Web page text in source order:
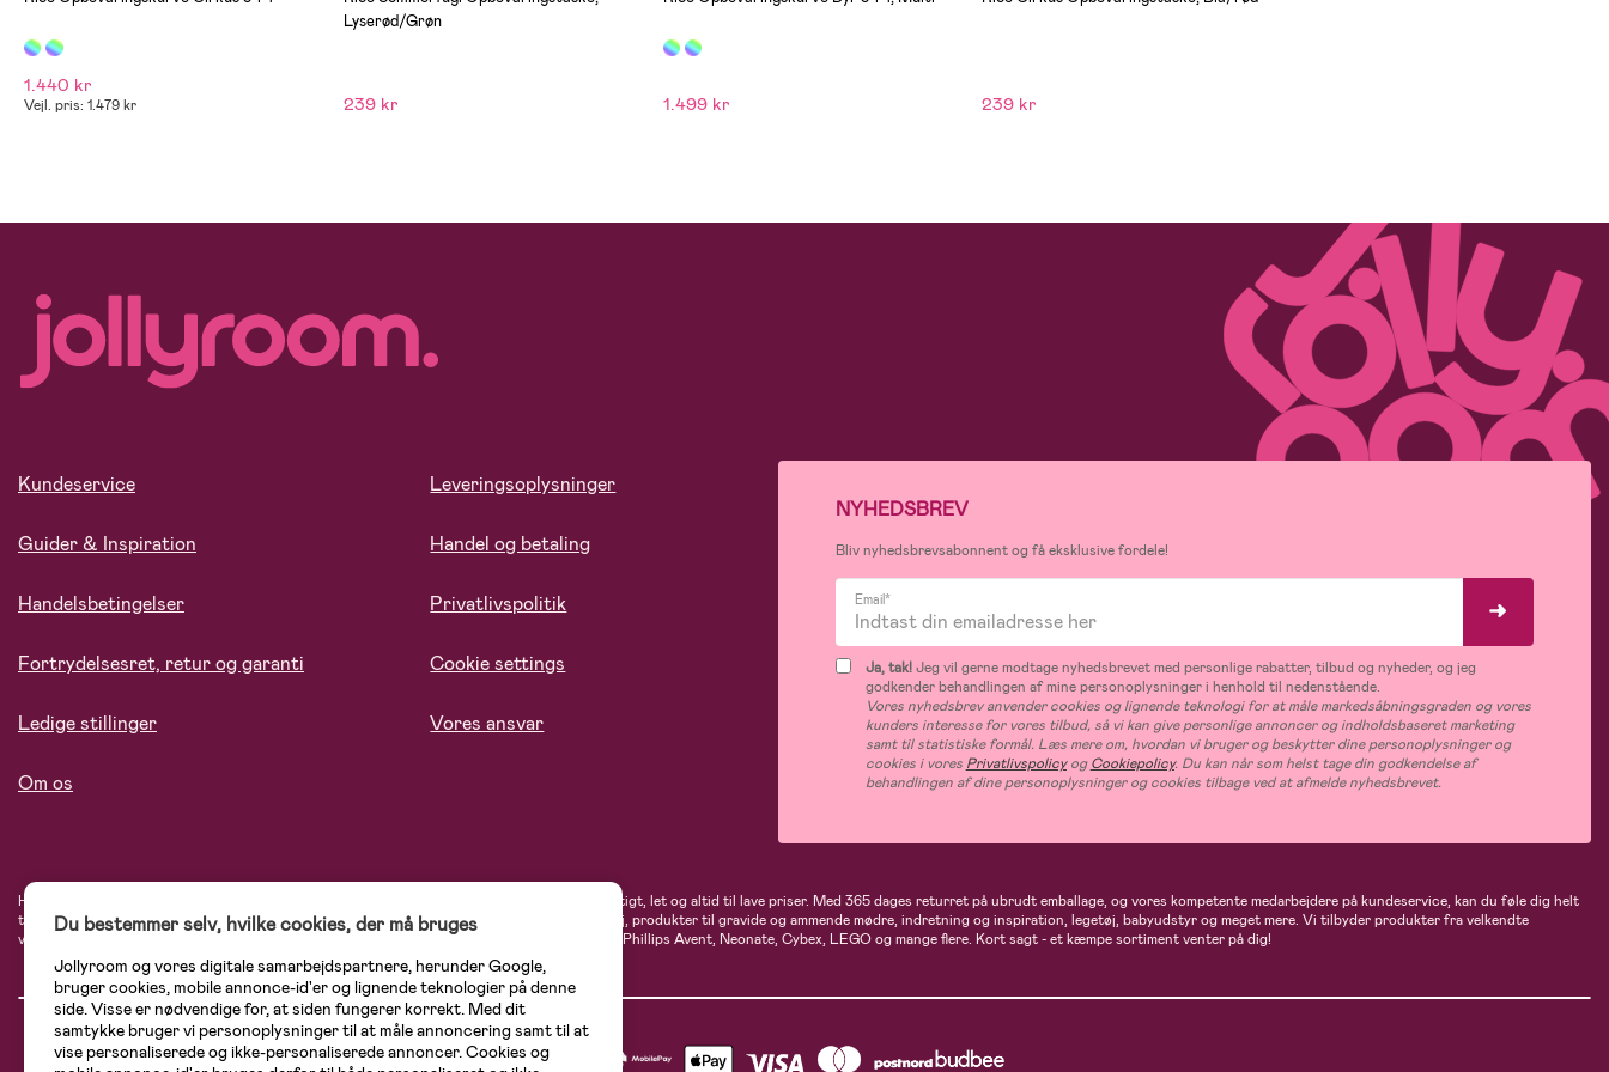
1.440 kr
Vejl. pris: 1.479 kr
Lyserød/Grøn
239 kr 1.499 kr 239 kr
Kundeservice
Guider & Inspiration
Handelsbetingelser
Fortrydelsesret, retur og garanti
Ledige stillinger
Om os
Leveringsoplysninger
Handel og betaling
Privatlivspolitik
Cookie settings
Vores ansvar
NYHEDSBREV
Bliv nyhedsbrevsabonnent og få eksklusive fordele!
Email*
Ja, tak!Jeg vil gerne modtage nyhedsbrevet med personlige rabatter, tilbud og nyheder, og jeg
godkender behandlingen af mine personoplysninger i henhold til nedenstående.
Vores nyhedsbrev anvender cookies og lignende teknologi for at måle markedsåbningsgraden og vores
kunders interesse for vores tilbud, så vi kan give personlige annoncer og indholdsbaseret marketing
samt til statistiske formål. Læs mere om, hvordan vi bruger og beskytter dine personoplysninger og
cookies i vores PrivatlivspolicyogCookiepolicy. Du kan når som helst tage din godkendelse af
behandlingen af dine personoplysninger og cookies tilbage ved at afmelde nyhedsbrevet.
Hos Jollyroom.dk finder du et stort udvalg af produkter til børnefamilien. Her handler du hurtigt, let og altid til lave priser. Med 365 dages returret på ubrudt emballage, og vores kompetente medarbejdere på kundeservice, kan du føle dig helt
tryg, når du handler hos os. I vores udvalg finder du barnevogne, autostole, børne- og babytøj, produkter til gravide og ammende mødre, indretning og inspiration, legetøj, babyudstyr og meget mere. Vi tilbyder produkter fra velkendte
varemærker som Britax, Maxi-Cosi, Baby Jogger, BabyBjörn, Didriksons, KidKraft, Ergobaby, Phillips Avent, Neonate, Cybex, LEGO og mange flere. Kort sagt - et kæmpe sortiment venter på dig!
Du bestemmer selv, hvilke cookies, der må bruges
Jollyroom og vores digitale samarbejdspartnere, herunder Google,
bruger cookies, mobile annonce-id'er og lignende teknologier på denne
side. Visse er nødvendige for, at siden fungerer korrekt. Med dit
samtykke bruger vi personoplysninger til at måle annoncering samt til at
vise personaliserede og ikke-personaliserede annoncer. Cookies og